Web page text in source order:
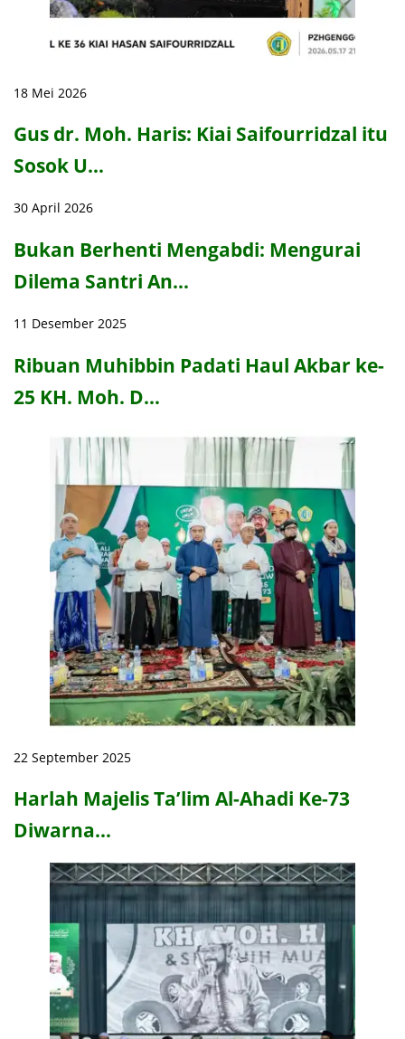
18 Mei 2026
Gus dr. Moh. Haris: Kiai Saifourridzal itu
Sosok U…
30 April 2026
Bukan Berhenti Mengabdi: Mengurai
Dilema Santri An…
11 Desember 2025
Ribuan Muhibbin Padati Haul Akbar ke-
25 KH. Moh. D…
22 September 2025
Harlah Majelis Ta’lim Al-Ahadi Ke-73
Diwarna…